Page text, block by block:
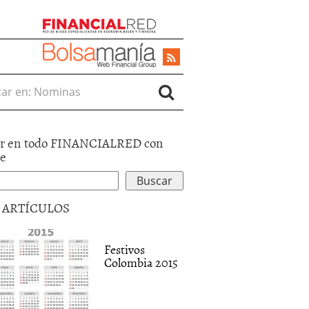
en:
en todo FINANCIALRED con
ARTÍCULOS
Festivos
Colombia 2015